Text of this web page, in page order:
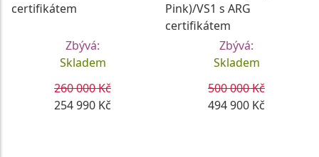
certifikátem
Zbývá:
Skladem
260 000 Kč
254 990 Kč
Pink)/VS1 s ARG
certifikátem
Zbývá:
Skladem
500 000 Kč
494 900 Kč